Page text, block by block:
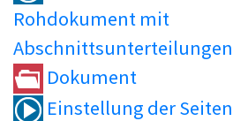
Rohdokument mit
Abschnittsunterteilungen
Dokument
Einstellung der